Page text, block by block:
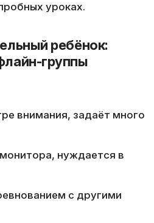
уроках.
ребёнок:
группы
внимания, задаёт много
нуждается в
с другими